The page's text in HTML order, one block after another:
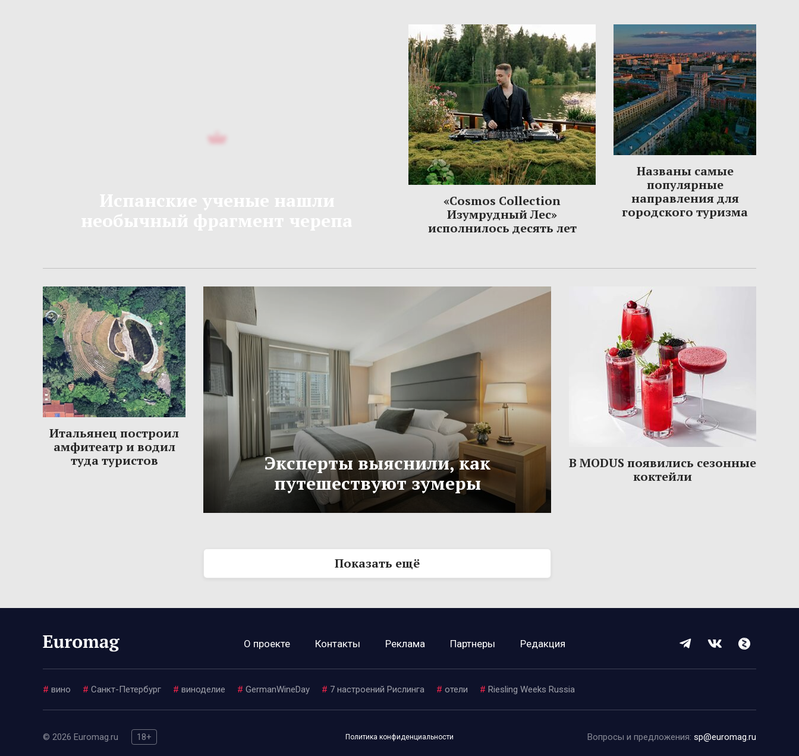
«Cosmos Collection
Изумрудный Лес»
исполнилось десять лет
Названы самые
популярные
направления для
городского туризма
Итальянец построил
амфитеатр и водил
туда туристов
Эксперты выяснили, как
путешествуют зумеры
В MODUS появились сезонные
коктейли
Показать ещё
О проекте Контакты Реклама Партнеры Редакция
# вино # Санкт-Петербург # виноделие # GermanWineDay # 7 настроений Рислинга # отели # Riesling Weeks Russia
© 2026 Euromag.ru 18+ Политика конфиденциальности Вопросы и предложения: sp@euromag.ru